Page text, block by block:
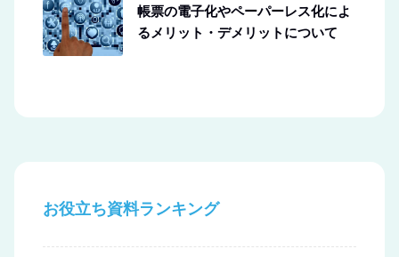
帳票の電子化やペーパーレス化によ
るメリット・デメリットについて
お役立ち資料ランキング